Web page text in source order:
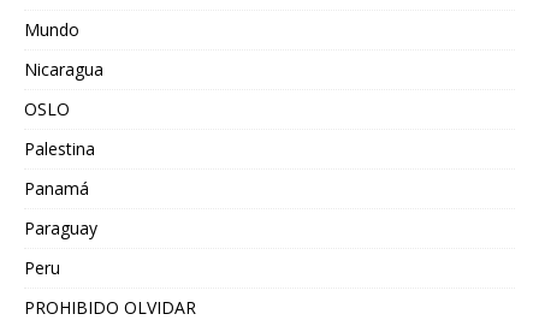
Mundo
Nicaragua
OSLO
Palestina
Panamá
Paraguay
Peru
PROHIBIDO OLVIDAR